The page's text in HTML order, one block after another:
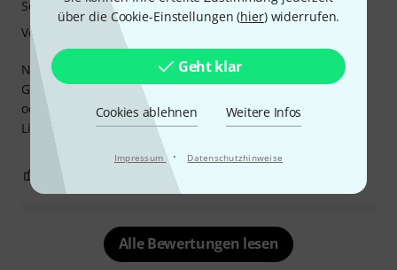
über die Cookie-Einstellungen (hier) widerrufen.
Geht klar
Cookies ablehnen Weitere Infos
Impressum · Datenschutzhinweise
Nutze die Saiten auf eine Akustikbass, keine negative
Gesichtspunke, weder hinsichtlich Spannung, Spielbarkeit
oder Sound.
Lieferservice von Thomann sowieso super.
Sound
Verarbeitung
BEWERTUNG MELDEN
Alle Bewertungen lesen